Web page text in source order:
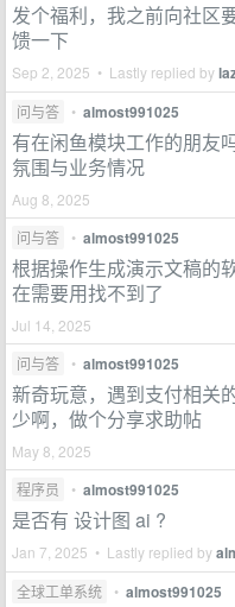
发个福利，我之前向社区
馈一下
Sep 2, 2025 • Lastly replied by
问与答 • almost991025
有在闲鱼模块工作的朋友
氛围与业务情况
Aug 8, 2025
问与答
• almost991025
根据操作生成演示文稿的
在需要用找不到了
Jul 14, 2025
问与答
• almost991025
新奇玩意，遇到支付相关
少啊，做个分享求助帖
May 8, 2025
程序员
• almost991025
是否有 设计图 ai ?
Jan 7, 2025 • Lastly replied by
全球工单系统 • almost991025